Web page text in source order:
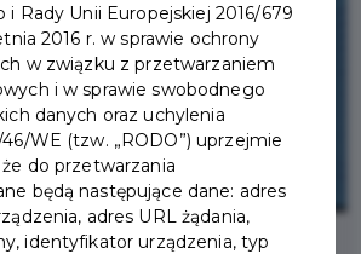
i Rady Unii Europejskiej 2016/679
2016 r. w sprawie ochrony
w związku z przetwarzaniem
i w sprawie swobodnego
danych oraz uchylenia
WE (tzw. „RODO”) uprzejmie
do przetwarzania
będą następujące dane: adres
adres URL żądania,
identyfikator urządzenia, typ